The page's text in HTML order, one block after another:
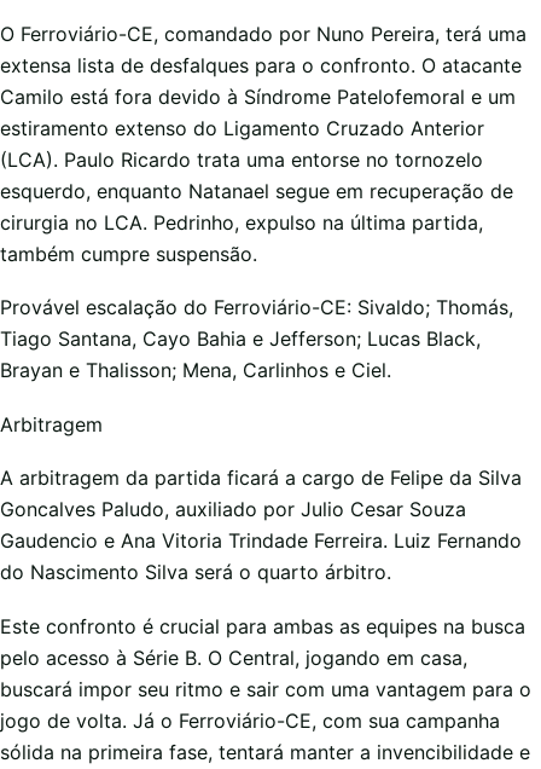
O Ferroviário-CE, comandado por Nuno Pereira, terá uma
extensa lista de desfalques para o confronto. O atacante
Camilo está fora devido à Síndrome Patelofemoral e um
estiramento extenso do Ligamento Cruzado Anterior
(LCA). Paulo Ricardo trata uma entorse no tornozelo
esquerdo, enquanto Natanael segue em recuperação de
cirurgia no LCA. Pedrinho, expulso na última partida,
também cumpre suspensão.
Provável escalação do Ferroviário-CE: Sivaldo; Thomás,
Tiago Santana, Cayo Bahia e Jefferson; Lucas Black,
Brayan e Thalisson; Mena, Carlinhos e Ciel.
Arbitragem
A arbitragem da partida ficará a cargo de Felipe da Silva
Goncalves Paludo, auxiliado por Julio Cesar Souza
Gaudencio e Ana Vitoria Trindade Ferreira. Luiz Fernando
do Nascimento Silva será o quarto árbitro.
Este confronto é crucial para ambas as equipes na busca
pelo acesso à Série B. O Central, jogando em casa,
buscará impor seu ritmo e sair com uma vantagem para o
jogo de volta. Já o Ferroviário-CE, com sua campanha
sólida na primeira fase, tentará manter a invencibilidade e